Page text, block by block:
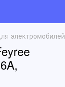
электромобилей